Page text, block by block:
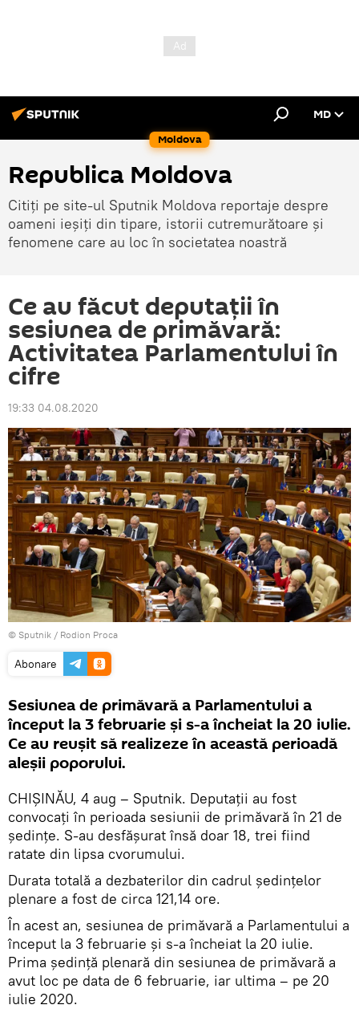
Moldova
MD
Republica Moldova
Citiți pe site-ul Sputnik Moldova reportaje despre
oameni ieșiți din tipare, istorii cutremurătoare și
fenomene care au loc în societatea noastră
Ce au făcut deputații în
sesiunea de primăvară:
Activitatea Parlamentului în
cifre
19:33 04.08.2020
© Sputnik / Rodion Proca
Abonare
Sesiunea de primăvară a Parlamentului a
început la 3 februarie și s-a încheiat la 20 iulie.
Ce au reușit să realizeze în această perioadă
aleșii poporului.
CHIȘINĂU, 4 aug – Sputnik. Deputații au fost
convocați în perioada sesiunii de primăvară în 21 de
ședințe. S-au desfășurat însă doar 18, trei fiind
ratate din lipsa cvorumului.
Durata totală a dezbaterilor din cadrul ședințelor
plenare a fost de circa 121,14 ore.
În acest an, sesiunea de primăvară a Parlamentului a
început la 3 februarie și s-a încheiat la 20 iulie.
Prima ședință plenară din sesiunea de primăvară a
avut loc pe data de 6 februarie, iar ultima – pe 20
iulie 2020.